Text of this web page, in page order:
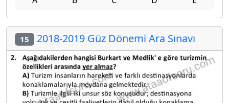
15 2018-2019 Güz Dönemi Ara Sınavı